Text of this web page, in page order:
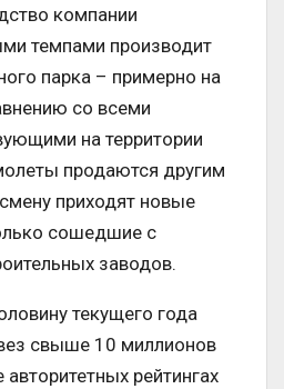
компании
темпами производит
парка – примерно на
со всеми
на территории
продаются другим
приходят новые
сошедшие с
заводов.
текущего года
свыше 10 миллионов
рейтингах